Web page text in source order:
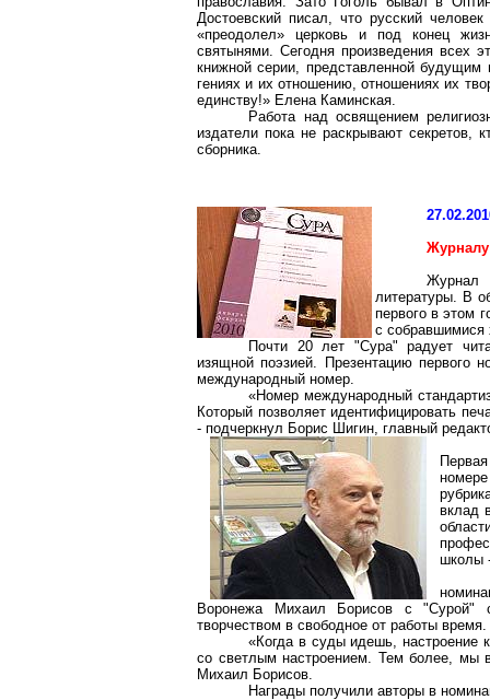
Достоевский писал, что русский
«преодолел» церковь и под конец
святынями. Сегодня произведения всех
книжной серии, представленной
гениях и их отношению, отношениях их
единству!» Елена Каминская.
Работа над освящением
издатели пока не раскрывают секретов,
сборника.
Журнал
литературы. В
первого в этом
с собравшимися
Почти 20 лет "Сура" радует
изящной поэзией. Презентацию первого
международный номер.
«Номер международный
Который позволяет идентифицировать
- подчеркнул Борис Шигин, главный
вклад
школы
Воронежа Михаил Борисов с "Сурой"
творчеством в свободное от работы время.
«Когда в суды идешь, настроение
со светлым настроением. Тем более, мы
Михаил Борисов.
Награды получили авторы в